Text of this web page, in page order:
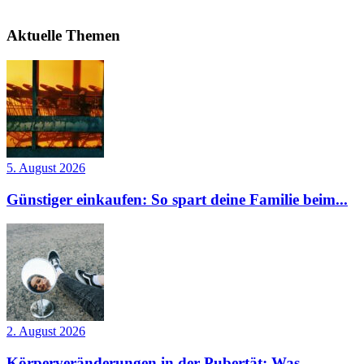
Aktuelle Themen
5. August 2026
Günstiger einkaufen: So spart deine Familie beim...
2. August 2026